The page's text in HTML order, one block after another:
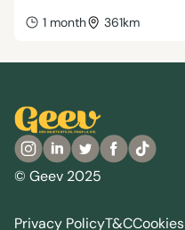
1 month 361km
© Geev 2025
Privacy PolicyT&CCookies